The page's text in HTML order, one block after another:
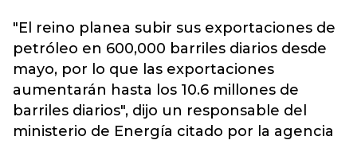
"El reino planea subir sus exportaciones de
petróleo en 600,000 barriles diarios desde
mayo, por lo que las exportaciones
aumentarán hasta los 10.6 millones de
barriles diarios", dijo un responsable del
ministerio de Energía citado por la agencia